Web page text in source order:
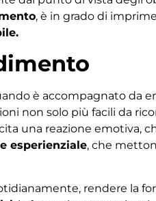
, è in grado di
è accompagnato da
non solo più facili da
una reazione emotiva,
esperienziale, che
rendere la